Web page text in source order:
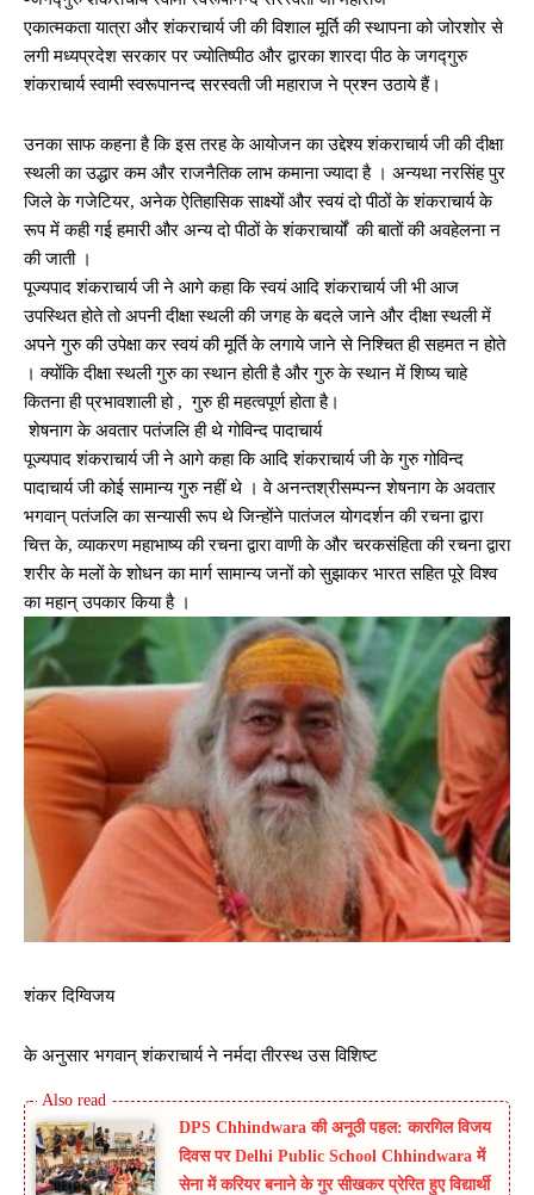
एकात्मकता यात्रा और शंकराचार्य जी की विशाल मूर्ति की स्थापना को जोरशोर से
लगी मध्यप्रदेश सरकार पर ज्योतिष्पीठ और द्वारका शारदा पीठ के जगद्गुरु
शंकराचार्य स्वामी स्वरूपानन्द सरस्वती जी महाराज ने प्रश्न उठाये हैं।
उनका साफ कहना है कि इस तरह के आयोजन का उद्देश्य शंकराचार्य जी की दीक्षा
स्थली का उद्धार कम और राजनैतिक लाभ कमाना ज्यादा है । अन्यथा नरसिंह पुर
जिले के गजेटियर, अनेक ऐतिहासिक साक्ष्यों और स्वयं दो पीठों के शंकराचार्य के
रूप में कही गई हमारी और अन्य दो पीठों के शंकराचार्यों की बातों की अवहेलना न
की जाती ।
पूज्यपाद शंकराचार्य जी ने आगे कहा कि स्वयं आदि शंकराचार्य जी भी आज
उपस्थित होते तो अपनी दीक्षा स्थली की जगह के बदले जाने और दीक्षा स्थली में
अपने गुरु की उपेक्षा कर स्वयं की मूर्ति के लगाये जाने से निश्चित ही सहमत न होते
। क्योंकि दीक्षा स्थली गुरु का स्थान होती है और गुरु के स्थान में शिष्य चाहे
कितना ही प्रभावशाली हो , गुरु ही महत्वपूर्ण होता है।
शेषनाग के अवतार पतंजलि ही थे गोविन्द पादाचार्य
पूज्यपाद शंकराचार्य जी ने आगे कहा कि आदि शंकराचार्य जी के गुरु गोविन्द
पादाचार्य जी कोई सामान्य गुरु नहीं थे । वे अनन्तश्रीसम्पन्न शेषनाग के अवतार
भगवान् पतंजलि का सन्यासी रूप थे जिन्होंने पातंजल योगदर्शन की रचना द्वारा
चित्त के, व्याकरण महाभाष्य की रचना द्वारा वाणी के और चरकसंहिता की रचना द्वारा
शरीर के मलों के शोधन का मार्ग सामान्य जनों को सुझाकर भारत सहित पूरे विश्व
का महान् उपकार किया है ।
शंकर दिग्विजय
के अनुसार भगवान् शंकराचार्य ने नर्मदा तीरस्थ उस विशिष्ट
DPS Chhindwara की अनूठी पहल: कारगिल विजय
दिवस पर Delhi Public School Chhindwara में
सेना में करियर बनाने के गुर सीखकर प्रेरित हुए विद्यार्थी